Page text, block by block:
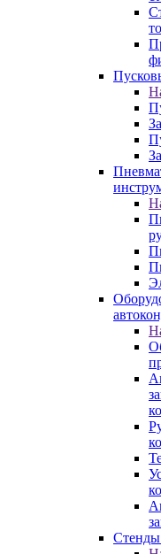
Стенды